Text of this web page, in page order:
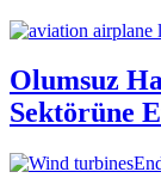
Olumsuz
Sektörüne